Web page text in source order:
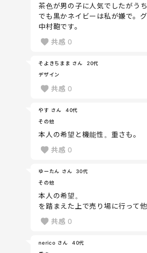
茶色が男の子に人気でしたがう
でも黒かネイビーは私が嫌で。
中村鞄です。
共感 0
そよきちまま さん
20代
デザイン
共感 0
やす さん
40代
その他
本人の希望と機能性。重さも。
共感 0
ゆーたん さん
30代
その他
本人の希望。
を踏まえた上で売り場に行って
共感 0
nerico さん
40代